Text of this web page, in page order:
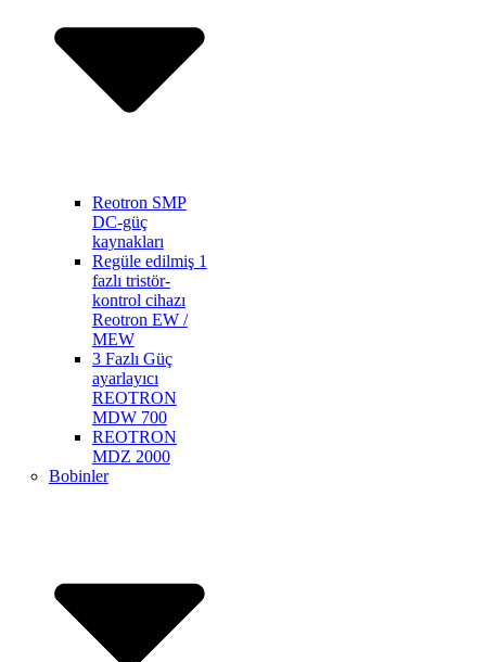
Reotron SMP
DC-güç
kaynakları
Regüle edilmiş 1
fazlı tristör-
kontrol cihazı
Reotron EW /
MEW
3 Fazlı Güç
ayarlayıcı
REOTRON
MDW 700
REOTRON
MDZ 2000
Bobinler